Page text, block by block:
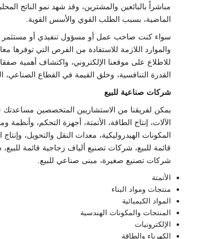
مباشراً بالبائعين والمشترين، وقد شهد نمو الناتج
الماضية، بسبب الطلب القوي والأسس القوية.
سواء كنت صاحب عمل أو مسؤول تنفيذي أو مستثمر
والموارد اللازمة للاستفادة من الفرص التي توفرها
للاطلاع على موقعنا الإلكتروني، واكتشاف أهمية
القدرة التنافسية، وخلق القيمة في القطاع الصناعي،
شركات صناعية للبيع
يمكن لفريقنا من الاستشاريين المتخصصين مساعدتك
الآلات، إنتاج الطاقة، الأتمتة، أجهزة التحكم، وأنظمة
المكونات الهيدروليكية، معدات النقل والتحويل،
قائمة للبيع، شركات تصنيع ألياف زجاجية قائمة
شركات تصنيع صغيرة، مبنى صناعي للبيع.
الأتمتة
منتجات ومواد البناء
المواد الكيميائية
المنتجات والمكونات الهندسية
الإلكترونيات
الكهرباء والطاقة